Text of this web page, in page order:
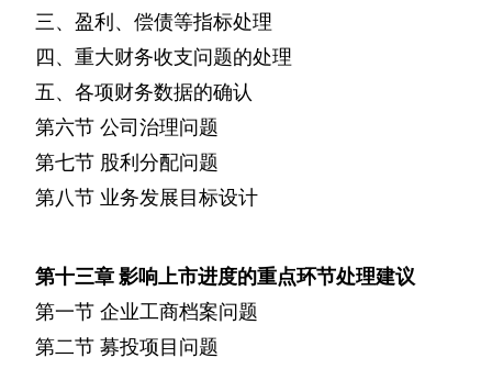
三、盈利、偿债等指标处理
四、重大财务收支问题的处理
五、各项财务数据的确认
第六节 公司治理问题
第七节 股利分配问题
第八节 业务发展目标设计
第十三章影响上市进度的重点环节处理建议
第一节 企业工商档案问题
第二节 募投项目问题